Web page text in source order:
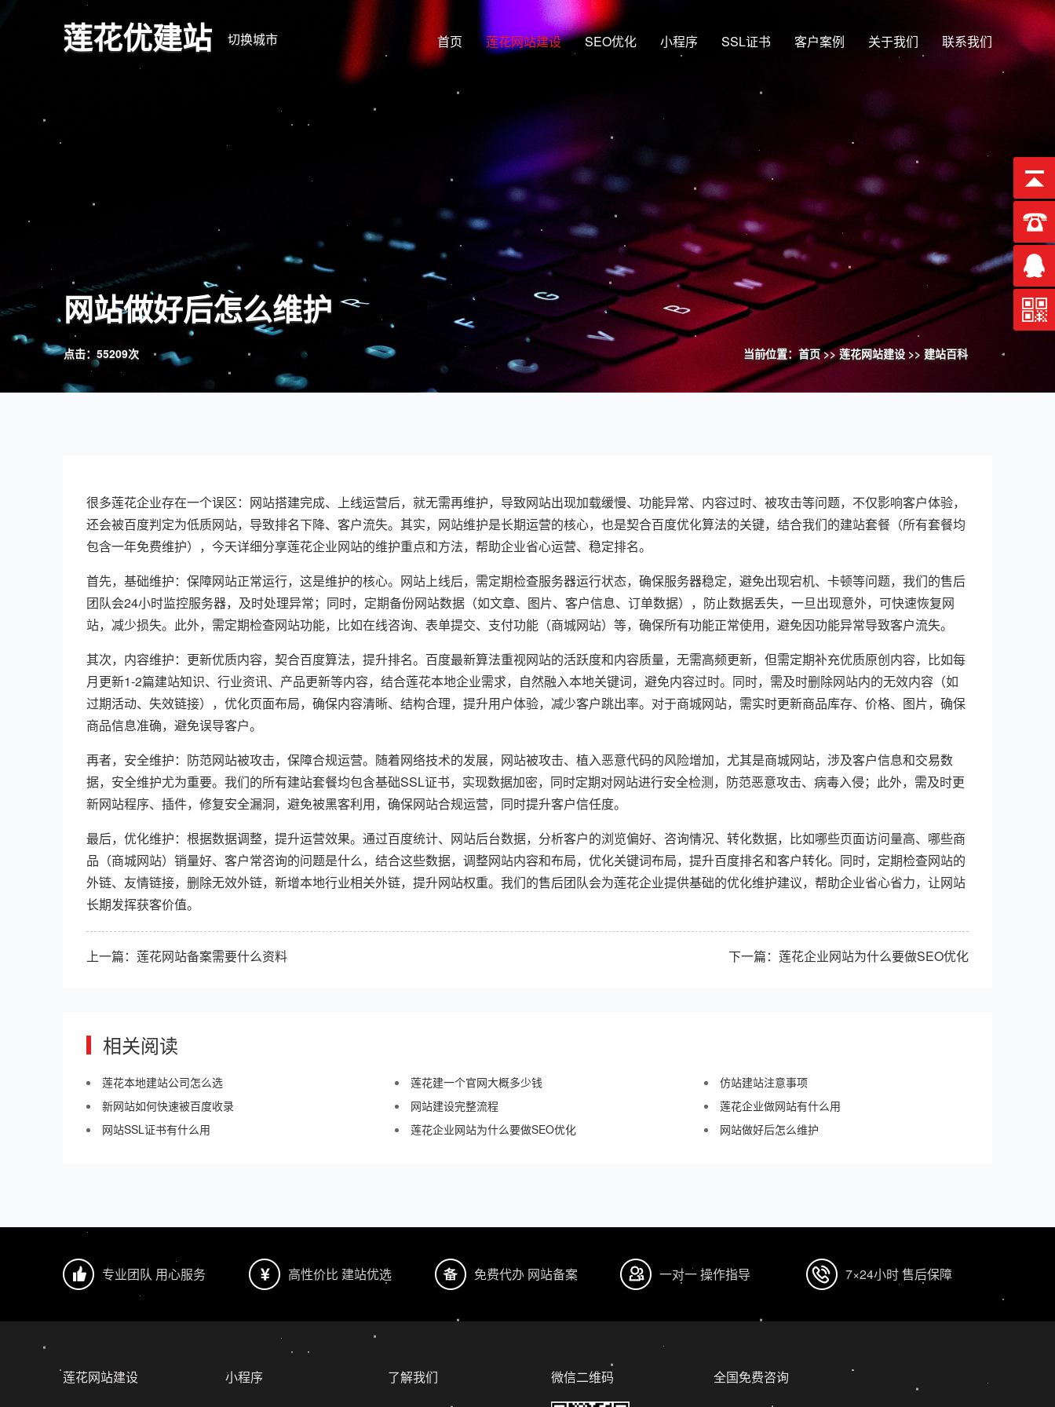
莲花优建站 切换城市 首页 莲花网站建设 SEO优化 小程序 SSL证书 客户案例 关于我们 联系我们
网站做好后怎么维护
当前位置：首页>>莲花网站建设 >> 建站百科
点击：55209次
很多莲花企业存在一个误区：网站搭建完成、上线运营后，就无需再维护，导致网站出现加载缓慢、功能异常、内容过时、被攻击等问题，不仅影响客户体验，
还会被百度判定为低质网站，导致排名下降、客户流失。其实，网站维护是长期运营的核心，也是契合百度优化算法的关键，结合我们的建站套餐（所有套餐均
包含一年免费维护），今天详细分享莲花企业网站的维护重点和方法，帮助企业省心运营、稳定排名。
首先，基础维护：保障网站正常运行，这是维护的核心。网站上线后，需定期检查服务器运行状态，确保服务器稳定，避免出现宕机、卡顿等问题，我们的售后
团队会24小时监控服务器，及时处理异常；同时，定期备份网站数据（如文章、图片、客户信息、订单数据），防止数据丢失，一旦出现意外，可快速恢复网
站，减少损失。此外，需定期检查网站功能，比如在线咨询、表单提交、支付功能（商城网站）等，确保所有功能正常使用，避免因功能异常导致客户流失。
其次，内容维护：更新优质内容，契合百度算法，提升排名。百度最新算法重视网站的活跃度和内容质量，无需高频更新，但需定期补充优质原创内容，比如每
月更新1-2篇建站知识、行业资讯、产品更新等内容，结合莲花本地企业需求，自然融入本地关键词，避免内容过时。同时，需及时删除网站内的无效内容（如
过期活动、失效链接），优化页面布局，确保内容清晰、结构合理，提升用户体验，减少客户跳出率。对于商城网站，需实时更新商品库存、价格、图片，确保
商品信息准确，避免误导客户。
再者，安全维护：防范网站被攻击，保障合规运营。随着网络技术的发展，网站被攻击、植入恶意代码的风险增加，尤其是商城网站，涉及客户信息和交易数
据，安全维护尤为重要。我们的所有建站套餐均包含基础SSL证书，实现数据加密，同时定期对网站进行安全检测，防范恶意攻击、病毒入侵；此外，需及时更
新网站程序、插件，修复安全漏洞，避免被黑客利用，确保网站合规运营，同时提升客户信任度。
最后，优化维护：根据数据调整，提升运营效果。通过百度统计、网站后台数据，分析客户的浏览偏好、咨询情况、转化数据，比如哪些页面访问量高、哪些商
品（商城网站）销量好、客户常咨询的问题是什么，结合这些数据，调整网站内容和布局，优化关键词布局，提升百度排名和客户转化。同时，定期检查网站的
外链、友情链接，删除无效外链，新增本地行业相关外链，提升网站权重。我们的售后团队会为莲花企业提供基础的优化维护建议，帮助企业省心省力，让网站
长期发挥获客价值。
上一篇： 莲花网站备案需要什么资料 下一篇： 莲花企业网站为什么要做SEO优化
相关阅读
莲花本地建站公司怎么选 莲花建一个官网大概多少钱
仿站建站注意事项
新网站如何快速被百度收录
网站建设完整流程
莲花企业做网站有什么用
网站SSL证书有什么用
莲花企业网站为什么要做SEO优化 网站做好后怎么维护
专业团队 用心服务 高性价比 建站优选 免费代办 网站备案 一对一 操作指导 7×24小时 售后保障
莲花网站建设 小程序 了解我们 微信二维码 全国免费咨询